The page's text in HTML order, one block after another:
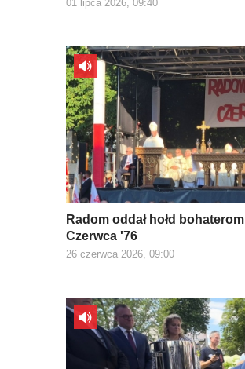
01 lipca 2026, 09:40
Radom oddał hołd bohaterom
Czerwca '76
26 czerwca 2026, 09:00